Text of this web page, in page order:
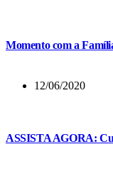
Momento com a
12/06/2020
ASSISTA AGORA: